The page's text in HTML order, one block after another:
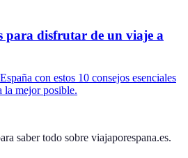
para disfrutar de un viaje a
con estos 10 consejos esenciales
la mejor posible.
saber todo sobre viajaporespana.es.